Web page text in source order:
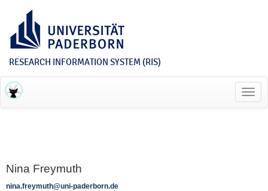
RESEARCH INFORMATION SYSTEM (RIS)
Nina Freymuth
nina.freymuth@uni-paderborn.de